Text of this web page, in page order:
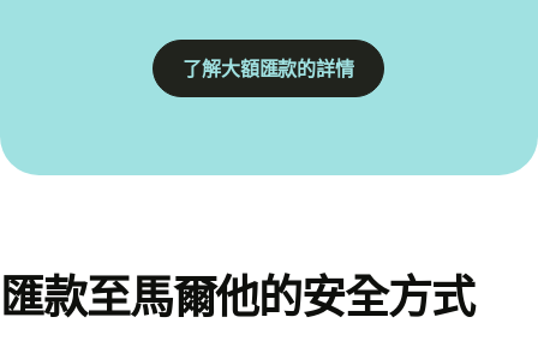
了解大額匯款的詳情
匯款至馬爾他的安全方式